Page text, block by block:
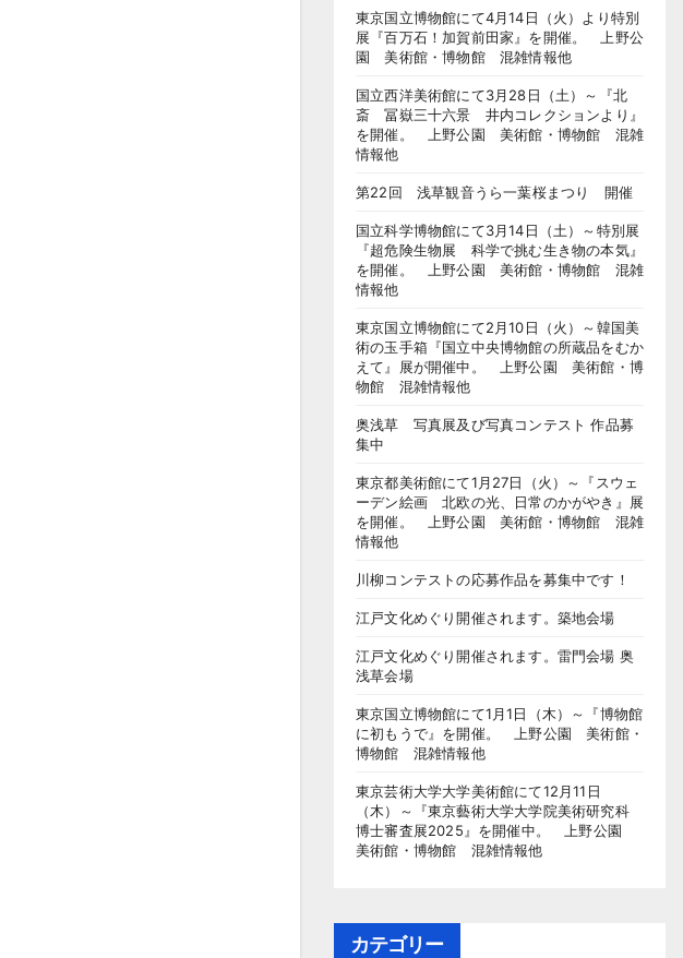
東京国立博物館にて4月14日（火）より特別
展『百万石！加賀前田家』を開催。 上野公
園 美術館・博物館 混雑情報他
国立西洋美術館にて3月28日（土）～『北
斎 冨嶽三十六景 井内コレクションより』
を開催。 上野公園 美術館・博物館 混雑
情報他
第22回 浅草観音うら一葉桜まつり 開催
国立科学博物館にて3月14日（土）～特別展
『超危険生物展 科学で挑む生き物の本気』
を開催。 上野公園 美術館・博物館 混雑
情報他
東京国立博物館にて2月10日（火）～韓国美
術の玉手箱『国立中央博物館の所蔵品をむか
えて』展が開催中。 上野公園 美術館・博
物館 混雑情報他
奥浅草 写真展及び写真コンテスト 作品募
集中
東京都美術館にて1月27日（火）～『スウェ
ーデン絵画 北欧の光、日常のかがやき』展
を開催。 上野公園 美術館・博物館 混雑
情報他
川柳コンテストの応募作品を募集中です！
江戸文化めぐり開催されます。築地会場
江戸文化めぐり開催されます。雷門会場 奥
浅草会場
東京国立博物館にて1月1日（木）～『博物館
に初もうで』を開催。 上野公園 美術館・
博物館 混雑情報他
東京芸術大学大学美術館にて12月11日
（木）～『東京藝術大学大学院美術研究科
博士審査展2025』を開催中。 上野公園
美術館・博物館 混雑情報他
カテゴリー